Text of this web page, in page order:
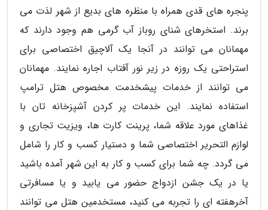
پنجره های قدی همراه با منظره های بدیع از شهر لذت می
برند. استخرهای شنای روباز آب گرمی هم وجود دارند که
مهمانان می توانند در آنجا یک آلاچیق اختصاصی برای
استراحتی یک روزه در زیر نور آفتاب اجاره نمایند. مهمانان
می توانند از خدمات پیشخدمت مخصوص هتل ترامپ
استفاده نمایند. این خدمات پر کردن آشپزخانه تان با
غذاهای مورد علاقه شما، پرینت کارت ها، ویزیت تجاری و
لوازم التحریر اختصاصی شما و دستیار کسب و کار را شامل
می گردد. چه شما برای کسب و کار به این شهر آمده باشید
یا در یک جشن ازدواج حضور می یابید و یا مسافرتی
آخرهفته ای را تجربه می کنید، مستخدمین هتل می توانند